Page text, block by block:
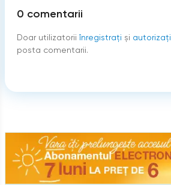
0 comentarii
Doar utilizatorii înregistraţi şi autorizați
posta comentarii.